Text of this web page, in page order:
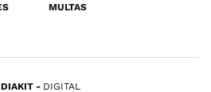
MULTAS
DIGITAL